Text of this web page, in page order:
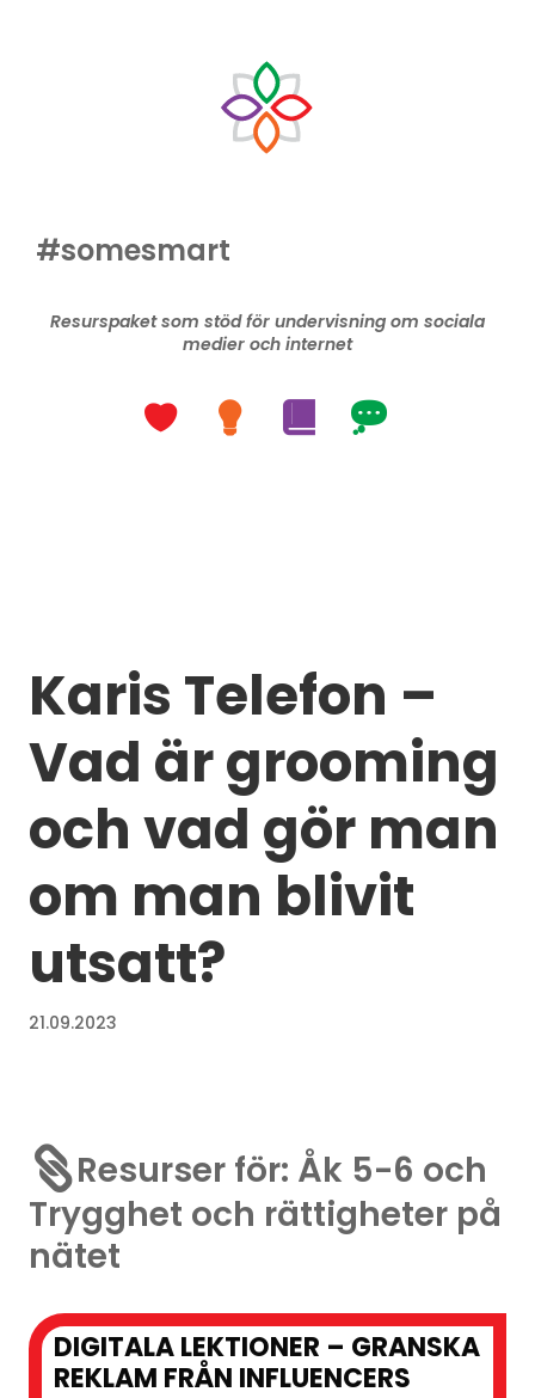
#somesmart
Resurspaket som stöd för undervisning om sociala
medier och internet
Karis Telefon –
Vad är grooming
och vad gör man
om man blivit
utsatt?
21.09.2023
Resurser för: Åk 5-6 och
Trygghet och rättigheter på
nätet
DIGITALA LEKTIONER – GRANSKA
REKLAM FRÅN INFLUENCERS